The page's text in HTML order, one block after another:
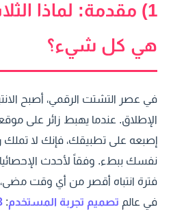
1) مقدمة: لماذا
هي كل شيء؟
في عصر التشتت الرقمي، أصبح
الإطلاق. عندما يهبط زائر على موقعك
إصبعه على تطبيقك، فإنك لا تملك
نفسك ببطء. وفقاً لأحدث
فترة انتباه أقصر من أي وقت مضى،
في عالمتصميم تجربة المستخدم:
3 Second Hook